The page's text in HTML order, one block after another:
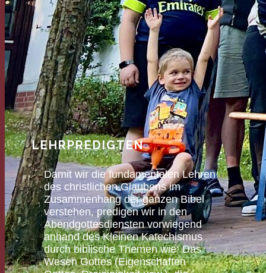
LEHRPREDIGTEN
Damit wir die fundamentalen Lehren
des christlichen Glaubens im
Zusammenhang der ganzen Bibel
verstehen, predigen wir in den
Abendgottesdiensten vorwiegend
anhand des Kleinen Katechismus
durch biblische Themen wie: Das
Wesen Gottes (Eigenschaften